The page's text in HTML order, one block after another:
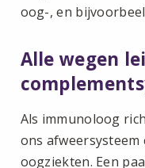
oog-, en
Alle wegen
Als immunoloog
ons afweersysteem
oogziekten. Een